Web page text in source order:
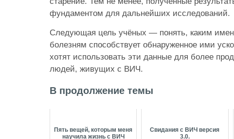
фундаментом для дальнейших исследований.
Следующая цель учёных — понять, каким
болезням способствует обнаруженное ими
хотят использовать эти данные для более
людей, живущих с ВИЧ.
В продолжение темы
Пять вещей, которым меня
научила жизнь с ВИЧ
Свидания с ВИЧ версия
3.0.